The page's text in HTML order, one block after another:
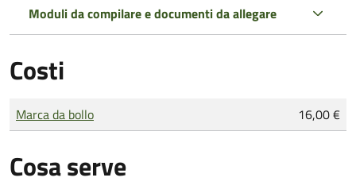
Moduli da compilare e documenti da allegare
Costi
Tipo di pagamento
Importo
Marca da bollo 16,00 €
Cosa serve